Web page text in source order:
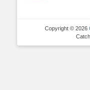
Copyright © 2026